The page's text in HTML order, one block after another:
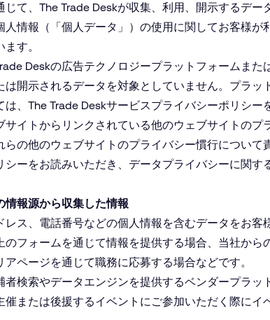
て、The Trade Deskが収集、利用、開示するデー
人情報（「個人データ」）の使用に関してお客様が
す。
Deskの広告テクノロジープラットフォームまた
開示されるデータを対象としていません。プラッ
は、The Trade Deskサービスプライバシーポリシー
イトからリンクされている他のウェブサイトのプ
らの他のウェブサイトのプライバシー慣行について
ーをお読みいただき、データプライバシーに関す
情報源から収集した情報
ス、電話番号などの個人情報を含むデータをお客
のフォームを通じて情報を提供する場合、当社から
ページを通じて職務に応募する場合などです。
者検索やデータエンジンを提供するベンダープラッ
または後援するイベントにご参加いただく際にイ